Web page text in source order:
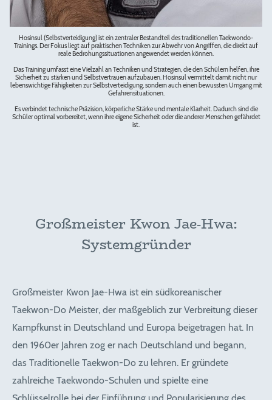
Hosinsul (Selbstverteidigung) ist ein zentraler Bestandteil des traditionellen Taekwondo-
Trainings. Der Fokus liegt auf praktischen Techniken zur Abwehr von Angriffen, die direkt auf
reale Bedrohungssituationen angewendet werden können.
Das Training umfasst eine Vielzahl an Techniken und Strategien, die den Schülern helfen, ihre
Sicherheit zu stärken und Selbstvertrauen aufzubauen. Hosinsul vermittelt damit nicht nur
lebenswichtige Fähigkeiten zur Selbstverteidigung, sondern auch einen bewussten Umgang mit
Gefahrensituationen.
Es verbindet technische Präzision, körperliche Stärke und mentale Klarheit. Dadurch sind die
Schüler optimal vorbereitet, wenn ihre eigene Sicherheit oder die anderer Menschen gefährdet
ist.
Großmeister Kwon Jae-Hwa:
Systemgründer
Großmeister Kwon Jae-Hwa ist ein südkoreanischer
Taekwon-Do Meister, der maßgeblich zur Verbreitung dieser
Kampfkunst in Deutschland und Europa beigetragen hat. In
den 1960er Jahren zog er nach Deutschland und begann,
das Traditionelle Taekwon-Do zu lehren. Er gründete
zahlreiche Taekwondo-Schulen und spielte eine